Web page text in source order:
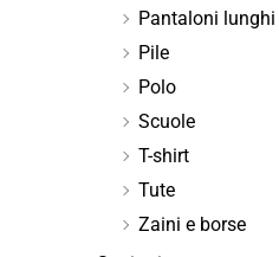
Pantaloni lunghi
Pile
Polo
Scuole
T-shirt
Tute
Zaini e borse